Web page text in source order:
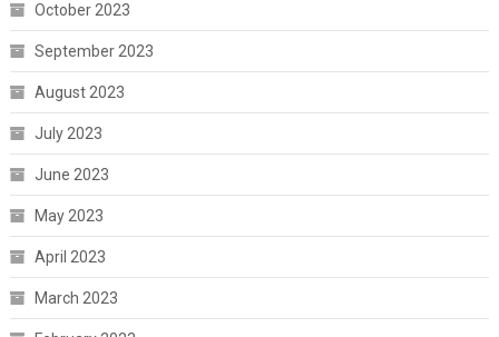
October 2023
September 2023
August 2023
July 2023
June 2023
May 2023
April 2023
March 2023